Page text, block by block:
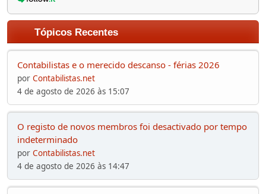
Tópicos Recentes
Contabilistas e o merecido descanso - férias 2026
por Contabilistas.net
4 de agosto de 2026 às 15:07
O registo de novos membros foi desactivado por tempo
indeterminado
por Contabilistas.net
4 de agosto de 2026 às 14:47